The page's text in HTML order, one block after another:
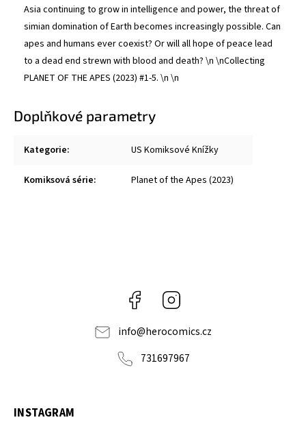
Asia continuing to grow in intelligence and power, the threat of
simian domination of Earth becomes increasingly possible. Can
apes and humans ever coexist? Or will all hope of peace lead
to a dead end strewn with blood and death? \n \nCollecting
PLANET OF THE APES (2023) #1-5. \n \n
Doplňkové parametry
Kategorie: US Komiksové Knížky
Komiksová série: Planet of the Apes (2023)
Facebook
info@herocomics.cz
731697967
INSTAGRAM